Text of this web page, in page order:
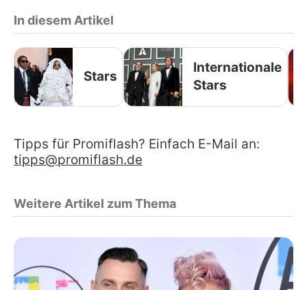
In diesem Artikel
Stars
Internationale
Stars
Tipps für Promiflash? Einfach E-Mail an:
tipps@promiflash.de
Weitere Artikel zum Thema